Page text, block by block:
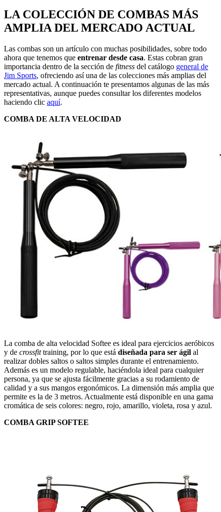
LA COLECCIÓN DE COMBAS MÁS
AMPLIA DEL MERCADO ACTUAL
Las combas son un artículo con muchas posibilidades, sobre todo
ahora que tenemos que entrenar desde casa. Estas cobran gran
importancia dentro de la sección de fitness del catálogo general de
Jim Sports, ofreciendo así una de las colecciones más amplias del
mercado actual. A continuación te presentamos algunas de las más
representativas, aunque puedes consultar los diferentes modelos
haciendo clic aquí.
COMBA DE ALTA VELOCIDAD
La comba de alta velocidad Softee es ideal para ejercicios aeróbicos
y de crossfittraining, por lo que está diseñada para ser ágil al
realizar dobles saltos o saltos simples durante el entrenamiento.
Además es un modelo regulable, haciéndola ideal para cualquier
persona, ya que se ajusta fácilmente gracias a su rodamiento de
calidad y a sus mangos ergonómicos. La dimensión más amplia que
permite es la de 3 metros. Actualmente está disponible en una gama
cromática de seis colores: negro, rojo, amarillo, violeta, rosa y azul.
COMBA GRIP SOFTEE